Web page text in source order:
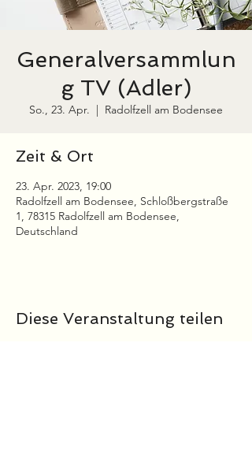
Generalversammlun
g TV (Adler)
So., 23. Apr.
  |
Radolfzell am Bodensee
Zeit & Ort
23. Apr. 2023, 19:00
Radolfzell am Bodensee, Schloßbergstraße
1, 78315 Radolfzell am Bodensee,
Deutschland
Diese Veranstaltung teilen